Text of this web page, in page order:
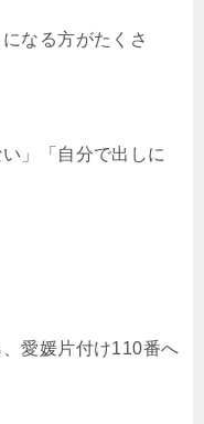
なる方がたくさ
」「自分で出しに
愛媛片付け110番へ